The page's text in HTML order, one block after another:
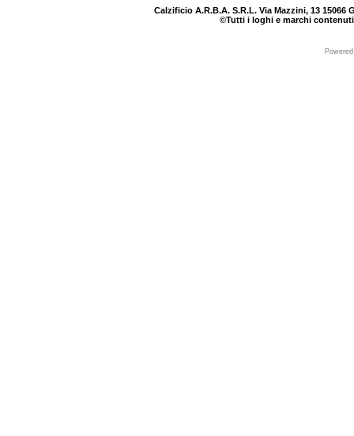
Calzificio A.R.B.A. S.R.L. Via Mazzini, 13 15066
©Tutti i loghi e marchi